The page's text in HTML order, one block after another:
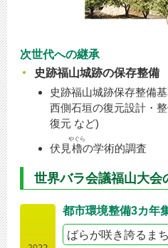
次世代への継承
史跡福山城跡の保存整備
史跡福山城跡保存整備
西側石垣の復元設計・
復元 など)
伏見櫓
やぐら
の学術的調査
世界バラ会議福山大会
都市環境整備3カ年
ばらが咲き誇るま